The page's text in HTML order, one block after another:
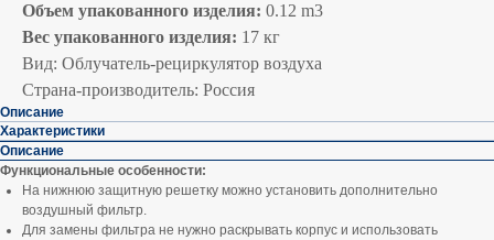
Объем упакованного изделия: 0.12 m3
Вес упакованного изделия: 17 кг
Вид: Облучатель-рециркулятор воздуха
Страна-производитель: Россия
Описание
Характеристики
Описание
Функциональные особенности:
На нижнюю защитную решетку можно установить дополнительно
воздушный фильтр.
Для замены фильтра не нужно раскрывать корпус и использовать